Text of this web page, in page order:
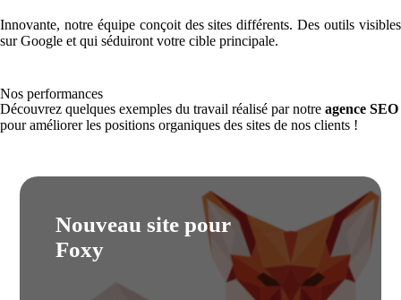
Innovante, notre équipe conçoit des sites différents. Des outils visibles
sur Google et qui séduiront votre cible principale.
Nos performances
Découvrez quelques exemples du travail réalisé par notre agence SEO
pour améliorer les positions organiques des sites de nos clients !
Nouveau site pour
Foxy